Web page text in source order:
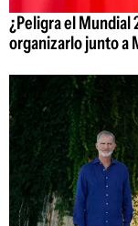
¿Peligra el Mundial
organizarlo junto a